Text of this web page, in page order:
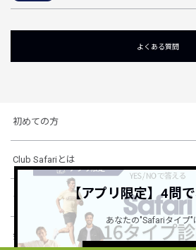
よくある質問
初めての方
Club Safariとは
ショッピングガイド
会社概要・規約
【アプリ限定】4問
あなたの"Safariタイプ"